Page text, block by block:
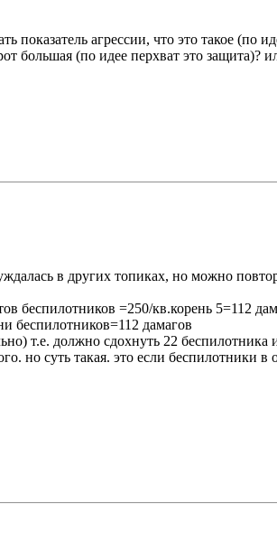
показатель агрессии, что это такое
большая (по идее перхват это защита)?
в других топиках, но можно
беспилотников =250/кв.корень 5=112
беспилотников=112 дамагов
т.е. должно сдохнуть 22 беспилотника
но суть такая. это если беспилотники